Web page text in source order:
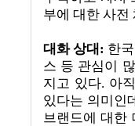
부에 대한 사전
대화 상대 : 한
스 등 관심이
지고 있다. 아
있다는 의미인
브랜드에 대한